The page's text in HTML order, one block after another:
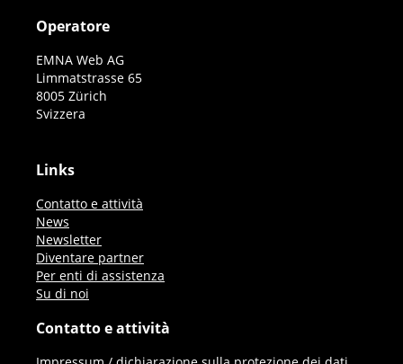
Operatore
EMNA Web AG
Limmatstrasse 65
8005 Zürich
Svizzera
Links
Contatto e attività
News
Newsletter
Diventare partner
Per enti di assistenza
Su di noi
Contatto e attività